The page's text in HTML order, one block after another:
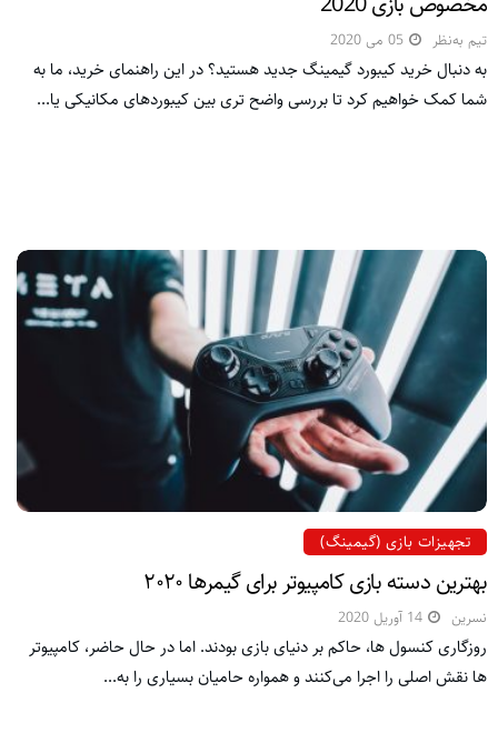
تیم به‌نظر 05 می 2020
به دنبال خرید کیبورد گیمینگ جدید هستید؟ در این راهنمای خرید، ما به
شما کمک خواهیم کرد تا بررسی واضح تری بین کیبوردهای مکانیکی یا...
تجهیزات بازی (گیمینگ)
بهترین دسته بازی کامپیوتر برای گیمرها ۲۰۲۰
نسرین 14 آوریل 2020
روزگاری کنسول ها، حاکم بر دنیای بازی بودند. اما در حال حاضر، کامپیوتر
ها نقش اصلی را اجرا می‌کنند و همواره حامیان بسیاری را به...